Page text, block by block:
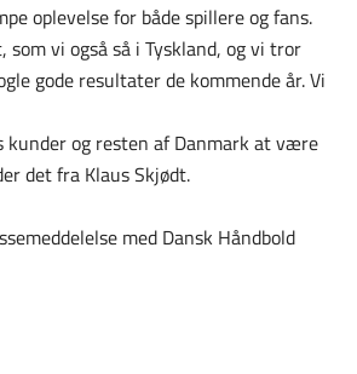
oplevelse for både spillere og fans.
vi også så i Tyskland, og vi tror
gode resultater de kommende år. Vi
kunder og resten af Danmark at være
det fra Klaus Skjødt.
med Dansk Håndbold